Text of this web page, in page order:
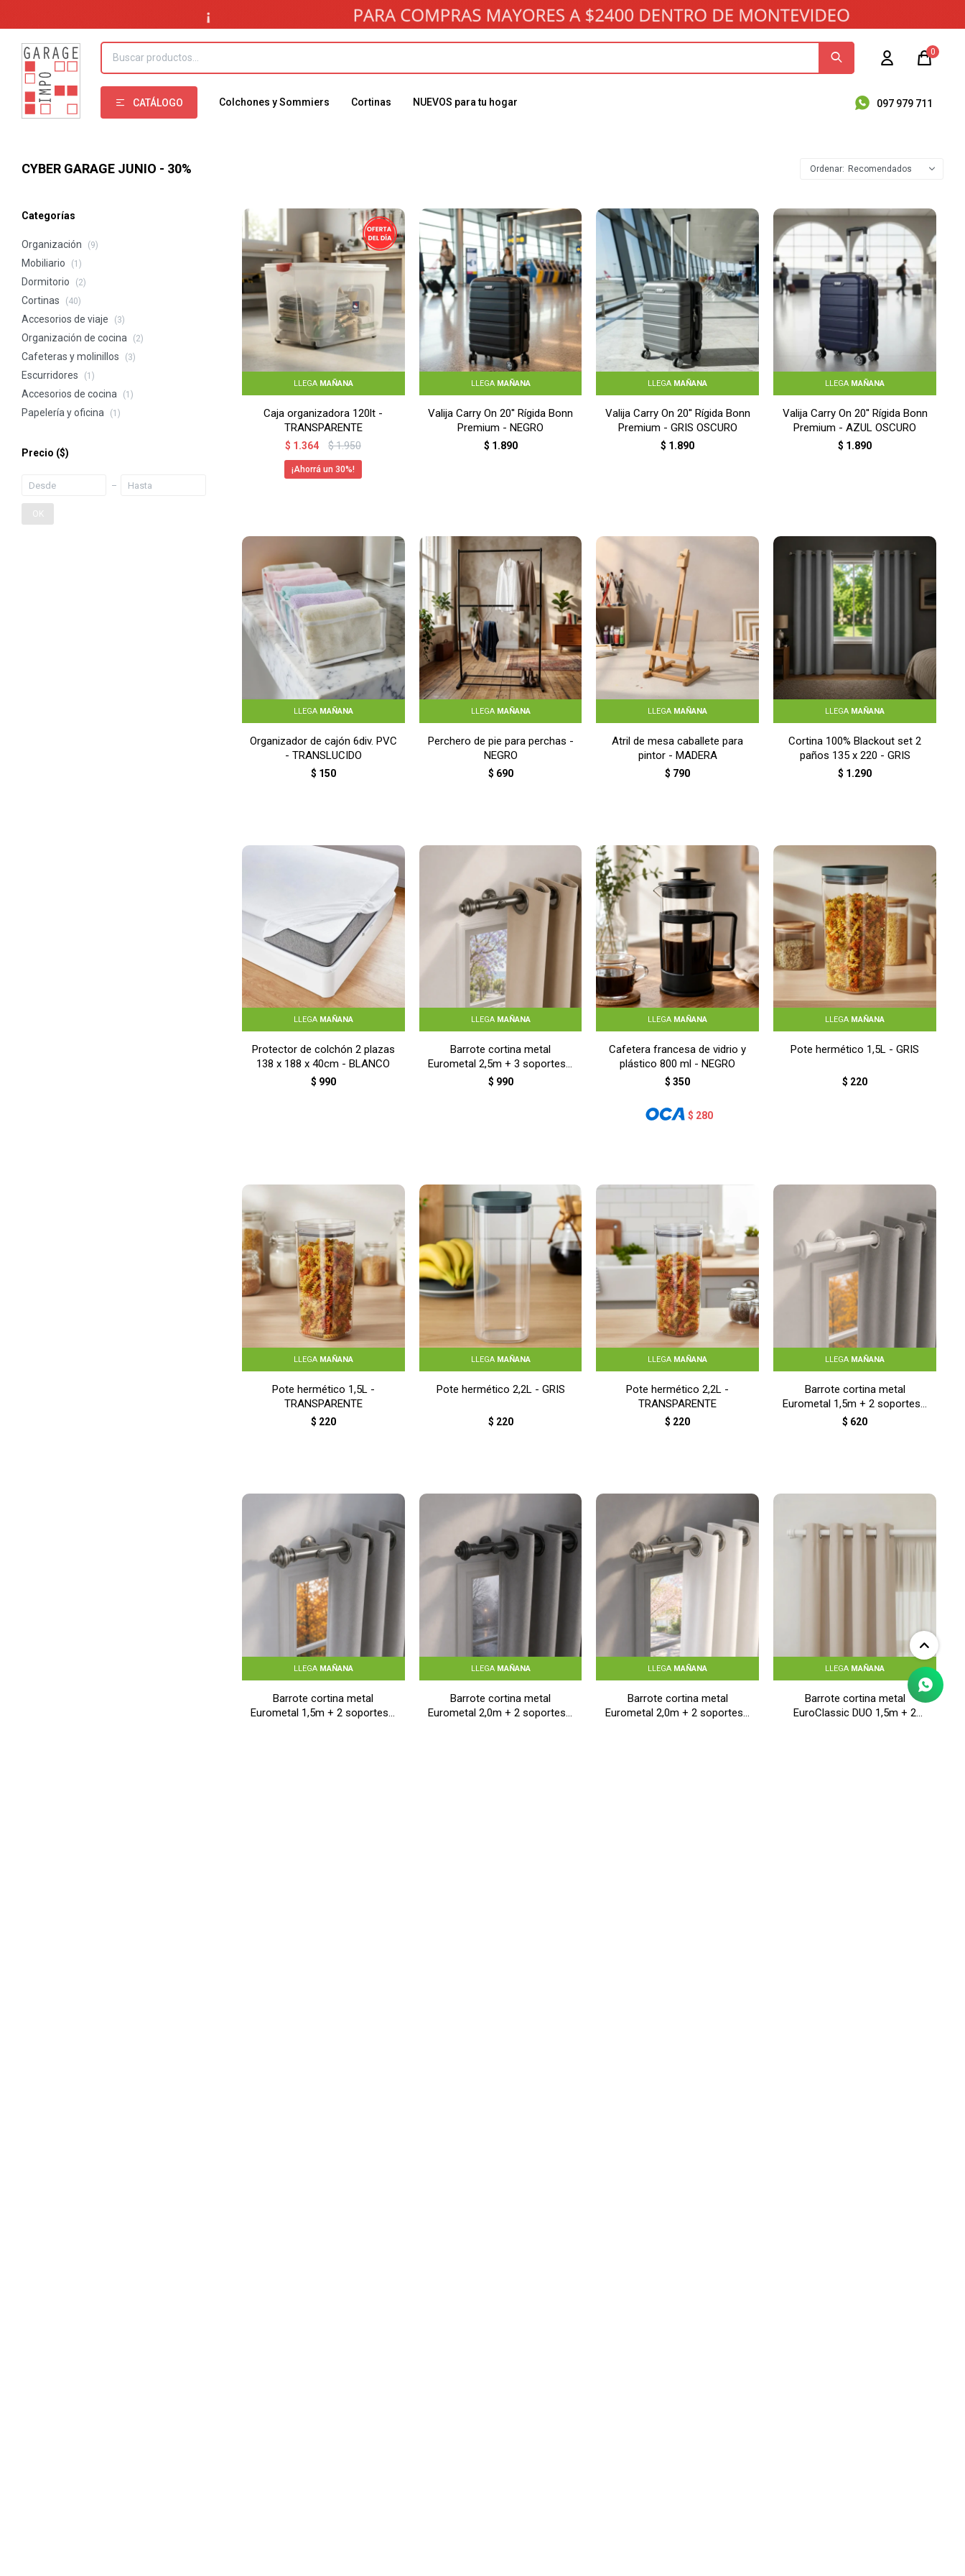
CATÁLOGO Colchones y Sommiers Cortinas NUEVOS para tu hogar 097 979 711
0
CYBER GARAGE JUNIO - 30% Recomendados
LLEGA MAÑANA
Caja organizadora 120lt -
TRANSPARENTE
$ 1.364 $1.950
30
LLEGA MAÑANA
Valija Carry On 20'' Rígida Bonn
Premium - NEGRO
$ 1.890
LLEGA MAÑANA
Valija Carry On 20'' Rígida Bonn
Premium - GRIS OSCURO
$ 1.890
LLEGA MAÑANA
Valija Carry On 20'' Rígida Bonn
Premium - AZUL OSCURO
$ 1.890
LLEGA MAÑANA
Organizador de cajón 6div. PVC
- TRANSLUCIDO
$ 150
LLEGA MAÑANA
Perchero de pie para perchas -
NEGRO
$ 690
LLEGA MAÑANA
Atril de mesa caballete para
pintor - MADERA
$ 790
LLEGA MAÑANA
Cortina 100% Blackout set 2
paños 135 x 220 - GRIS
$ 1.290
LLEGA MAÑANA
Protector de colchón 2 plazas
138 x 188 x 40cm - BLANCO
$ 990
LLEGA MAÑANA
Barrote cortina metal
Eurometal 2,5m + 3 soportes -
GRIS
$ 990
LLEGA MAÑANA
Cafetera francesa de vidrio y
plástico 800 ml - NEGRO
$ 350
$ 280
LLEGA MAÑANA
Pote hermético 1,5L - GRIS
$ 220
LLEGA MAÑANA
Pote hermético 1,5L -
TRANSPARENTE
$ 220
LLEGA MAÑANA
Pote hermético 2,2L - GRIS
$ 220
LLEGA MAÑANA
Pote hermético 2,2L -
TRANSPARENTE
$ 220
LLEGA MAÑANA
Barrote cortina metal
Eurometal 1,5m + 2 soportes -
BLANCO
$ 620
LLEGA MAÑANA
Barrote cortina metal
Eurometal 1,5m + 2 soportes -
LLEGA MAÑANA
Barrote cortina metal
Eurometal 2,0m + 2 soportes -
LLEGA MAÑANA
Barrote cortina metal
Eurometal 2,0m + 2 soportes -
LLEGA MAÑANA
Barrote cortina metal
EuroClassic DUO 1,5m + 2
Categorías
Organización (9)
Mobiliario (1)
Dormitorio (2)
Cortinas (40)
Accesorios de viaje (3)
Organización de cocina (2)
Cafeteras y molinillos (3)
Escurridores (1)
Accesorios de cocina (1)
Papelería y oficina (1)
Precio ($)
OK